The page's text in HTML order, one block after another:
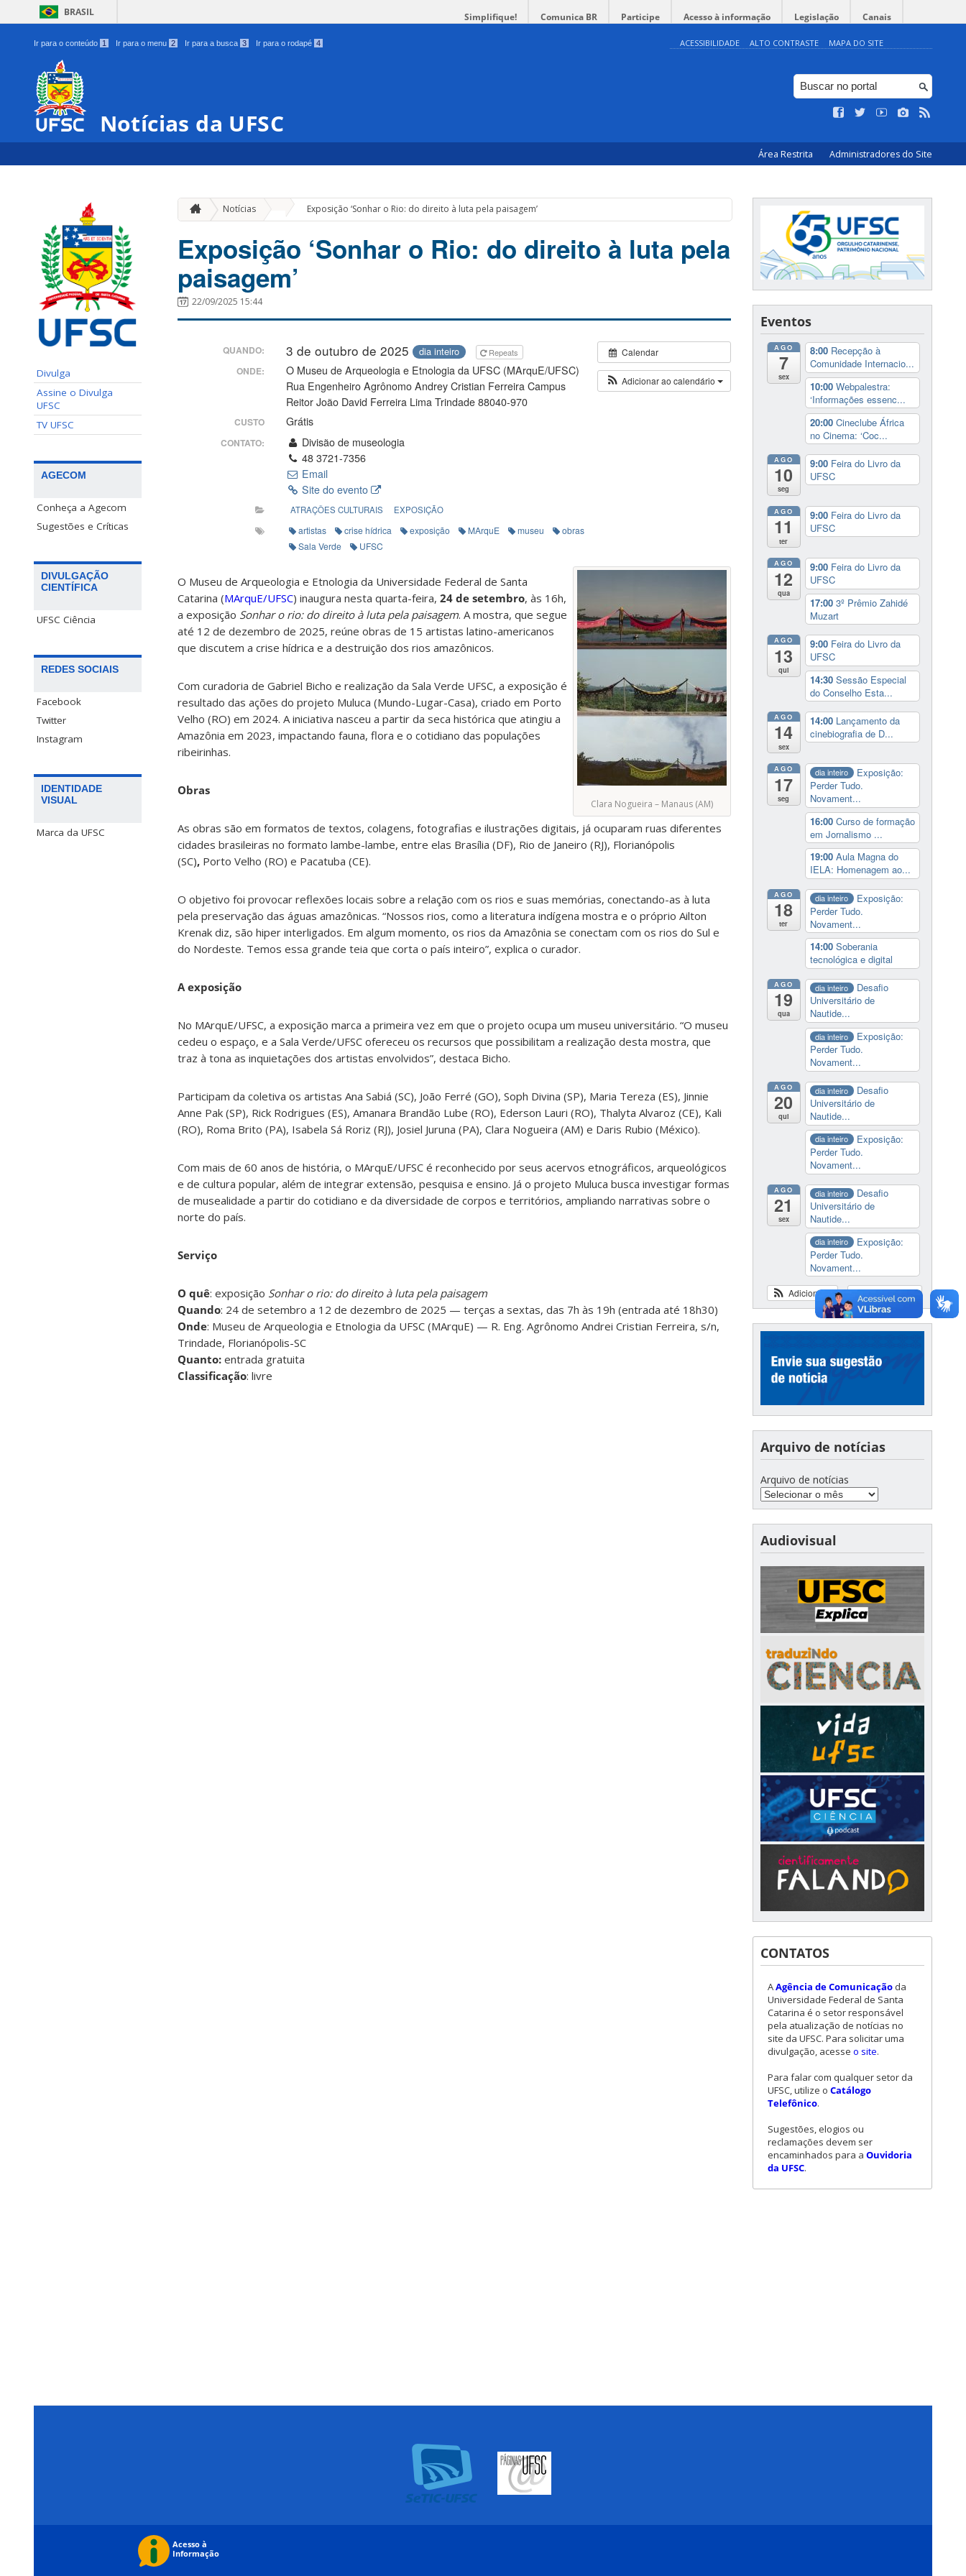
BRASIL Simplifique! Comunica BR Participe Acesso à informação Legislação Canais
Ir para o conteúdo 1 Ir para o menu 2 Ir para a busca 3 Ir para o rodapé 4 ACESSIBILIDADE ALTO CONTRASTE MAPA DO SITE
Notícias da UFSC
Área Restrita Administradores do Site
Divulga
Assine o Divulga
UFSC
TV UFSC
AGECOM
Conheça a Agecom
Sugestões e Críticas
DIVULGAÇÃO
CIENTÍFICA
UFSC Ciência
REDES SOCIAIS
Facebook
Twitter
Instagram
IDENTIDADE
VISUAL
Marca da UFSC
Notícias Exposição ‘Sonhar o Rio: do direito à luta pela paisagem’
Exposição ‘Sonhar o Rio: do direito à luta pela
paisagem’
22/09/2025 15:44
Calendar
Adicionar ao calendário
QUANDO: 3 de outubro de 2025 dia inteiro Repeats
ONDE:
O Museu de Arqueologia e Etnologia da UFSC (MArquE/UFSC)
Rua Engenheiro Agrônomo Andrey Cristian Ferreira Campus
Reitor João David Ferreira Lima Trindade 88040-970
CUSTO Grátis
CONTATO:
Divisão de museologia
48 3721-7356
Email
Site do evento
ATRAÇÕES CULTURAIS EXPOSIÇÃO
artistas crise hídrica exposição MArquE museu
obras
Sala Verde
UFSC
Clara Nogueira – Manaus (AM)
O Museu de Arqueologia e Etnologia da Universidade Federal de Santa
Catarina (MArquE/UFSC) inaugura nesta quarta-feira, 24 de setembro, às 16h,
a exposição Sonhar o rio: do direito à luta pela paisagem. A mostra, que segue
até 12 de dezembro de 2025, reúne obras de 15 artistas latino-americanos
que discutem a crise hídrica e a destruição dos rios amazônicos.
Com curadoria de Gabriel Bicho e realização da Sala Verde UFSC, a exposição é
resultado das ações do projeto Muluca (Mundo-Lugar-Casa), criado em Porto
Velho (RO) em 2024. A iniciativa nasceu a partir da seca histórica que atingiu a
Amazônia em 2023, impactando fauna, flora e o cotidiano das populações
ribeirinhas.
Obras
As obras são em formatos de textos, colagens, fotografias e ilustrações digitais, já ocuparam ruas diferentes
cidades brasileiras no formato lambe-lambe, entre elas Brasília (DF), Rio de Janeiro (RJ), Florianópolis
(SC), Porto Velho (RO) e Pacatuba (CE).
O objetivo foi provocar reflexões locais sobre a relação com os rios e suas memórias, conectando-as à luta
pela preservação das águas amazônicas. “Nossos rios, como a literatura indígena mostra e o próprio Ailton
Krenak diz, são hiper interligados. Em algum momento, os rios da Amazônia se conectam com os rios do Sul e
do Nordeste. Temos essa grande teia que corta o país inteiro”, explica o curador.
A exposição
No MArquE/UFSC, a exposição marca a primeira vez em que o projeto ocupa um museu universitário. “O museu
cedeu o espaço, e a Sala Verde/UFSC ofereceu os recursos que possibilitam a realização desta mostra, que
traz à tona as inquietações dos artistas envolvidos”, destaca Bicho.
Participam da coletiva os artistas Ana Sabiá (SC), João Ferré (GO), Soph Divina (SP), Maria Tereza (ES), Jinnie
Anne Pak (SP), Rick Rodrigues (ES), Amanara Brandão Lube (RO), Ederson Lauri (RO), Thalyta Alvaroz (CE), Kali
(RO), Roma Brito (PA), Isabela Sá Roriz (RJ), Josiel Juruna (PA), Clara Nogueira (AM) e Daris Rubio (México).
Com mais de 60 anos de história, o MArquE/UFSC é reconhecido por seus acervos etnográficos, arqueológicos
e de cultura popular, além de integrar extensão, pesquisa e ensino. Já o projeto Muluca busca investigar formas
de musealidade a partir do cotidiano e da diversidade de corpos e territórios, ampliando narrativas sobre o
norte do país.
Serviço
O quê: exposição Sonhar o rio: do direito à luta pela paisagem
Quando: 24 de setembro a 12 de dezembro de 2025 — terças a sextas, das 7h às 19h (entrada até 18h30)
Onde: Museu de Arqueologia e Etnologia da UFSC (MArquE) — R. Eng. Agrônomo Andrei Cristian Ferreira, s/n,
Trindade, Florianópolis-SC
Quanto: entrada gratuita
Classificação: livre
Eventos
AGO
7
sex
8:00 Recepção à
Comunidade Internacio...
10:00 Webpalestra:
‘Informações essenc...
20:00 Cineclube África
no Cinema: ‘Coc...
AGO
10
seg
9:00 Feira do Livro da
UFSC
AGO
11
ter
9:00 Feira do Livro da
UFSC
AGO
12
qua
9:00 Feira do Livro da
UFSC
17:00 3º Prêmio Zahidé
Muzart
AGO
13
qui
9:00 Feira do Livro da
UFSC
14:30 Sessão Especial
do Conselho Esta...
AGO
14
sex
14:00 Lançamento da
cinebiografia de D...
AGO
17
seg
dia inteiro
Exposição:
Perder Tudo.
Novament...
16:00 Curso de formação
em Jornalismo ...
19:00 Aula Magna do
IELA: Homenagem ao...
AGO
18
ter
dia inteiro
Exposição:
Perder Tudo.
Novament...
14:00 Soberania
tecnológica e digital
AGO
19
qua
dia inteiro
Desafio
Universitário de
Nautide...
dia inteiro
Exposição:
Perder Tudo.
Novament...
AGO
20
qui
dia inteiro
Desafio
Universitário de
Nautide...
dia inteiro
Exposição:
Perder Tudo.
Novament...
AGO
21
sex
dia inteiro
Desafio
Universitário de
Nautide...
dia inteiro
Exposição:
Perder Tudo.
Novament...
Ver calendário
Adicionar
Arquivo de notícias
Arquivo de notícias
Audiovisual
CONTATOS
AAgência de Comunicação da
Universidade Federal de Santa
Catarina é o setor responsável
pela atualização de notícias no
site da UFSC. Para solicitar uma
divulgação, acesse o site.
Para falar com qualquer setor da
UFSC, utilize o Catálogo
Telefônico.
Sugestões, elogios ou
reclamações devem ser
encaminhados para a Ouvidoria
da UFSC.